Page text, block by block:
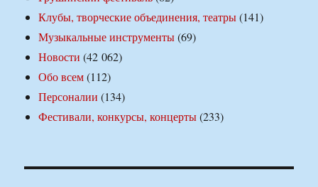
Клубы, творческие объединения, театры(141)
Музыкальные инструменты(69)
Новости (42 062)
Обо всем(112)
Персоналии (134)
Фестивали, конкурсы, концерты(233)